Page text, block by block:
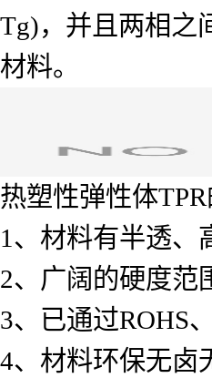
Tg)，并且两相之
材料。
热塑性弹性体TPR
1、材料有半透、
2、广阔的硬度范
3、已通过ROHS
4、材料环保无卤